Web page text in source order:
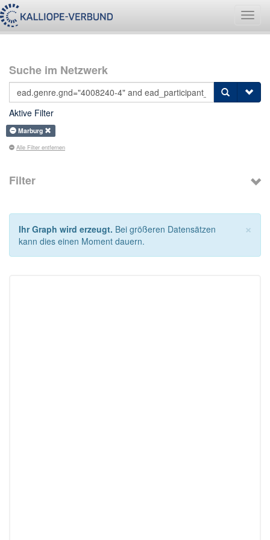
Suche im Netzwerk
Aktive Filter
Marburg
Alle Filter entfernen
Filter
×
Ihr Graph wird erzeugt. Bei größeren Datensätzen
kann dies einen Moment dauern.